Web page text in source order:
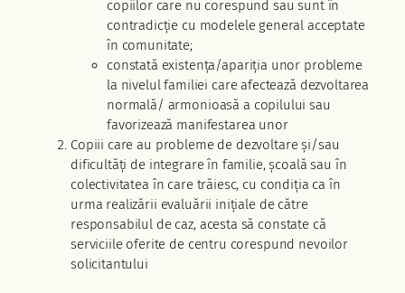
copiilor care nu corespund sau sunt în
contradicție cu modelele general acceptate
în comunitate;
constată existența/apariţia unor probleme
la nivelul familiei care afectează dezvoltarea
normală/ armonioasă a copilului sau
favorizează manifestarea unor
Copiii care au probleme de dezvoltare și/sau
dificultăți de integrare în familie, școală sau în
colectivitatea în care trăiesc, cu condiția ca în
urma realizării evaluării inițiale de către
responsabilul de caz, acesta să constate că
serviciile oferite de centru corespund nevoilor
solicitantului